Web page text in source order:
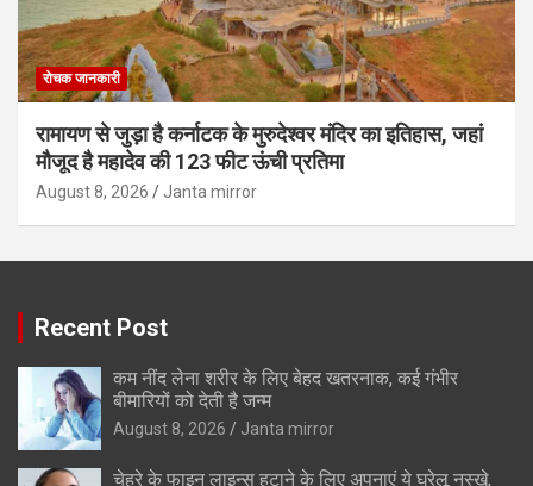
रोचक जानकारी
रामायण से जुड़ा है कर्नाटक के मुरुदेश्वर मंदिर का इतिहास, जहां
मौजूद है महादेव की 123 फीट ऊंची प्रतिमा
August 8, 2026 Janta mirror
Recent Post
कम नींद लेना शरीर के लिए बेहद खतरनाक, कई गंभीर
बीमारियों को देती है जन्म
August 8, 2026 Janta mirror
चेहरे के फाइन लाइन्स हटाने के लिए अपनाएं ये घरेलू नुस्खे,